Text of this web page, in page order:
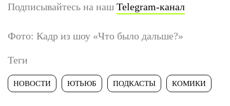
Подписывайтесь на наш Telegram-канал
Фото: Кадр из шоу «Что было дальше?»
Теги
НОВОСТИ ЮТЬЮБ ПОДКАСТЫ КОМИКИ